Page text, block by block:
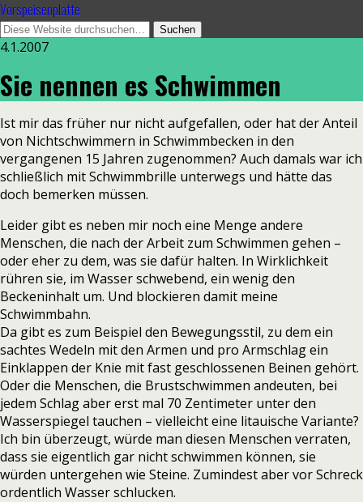
Vorspeisenplatte
4.1.2007
Sie nennen es Schwimmen
Ist mir das früher nur nicht aufgefallen, oder hat der Anteil
von Nichtschwimmern in Schwimmbecken in den
vergangenen 15 Jahren zugenommen? Auch damals war ich
schließlich mit Schwimmbrille unterwegs und hätte das
doch bemerken müssen.
Leider gibt es neben mir noch eine Menge andere
Menschen, die nach der Arbeit zum Schwimmen gehen –
oder eher zu dem, was sie dafür halten. In Wirklichkeit
rühren sie, im Wasser schwebend, ein wenig den
Beckeninhalt um. Und blockieren damit meine
Schwimmbahn.
Da gibt es zum Beispiel den Bewegungsstil, zu dem ein
sachtes Wedeln mit den Armen und pro Armschlag ein
Einklappen der Knie mit fast geschlossenen Beinen gehört.
Oder die Menschen, die Brustschwimmen andeuten, bei
jedem Schlag aber erst mal 70 Zentimeter unter den
Wasserspiegel tauchen – vielleicht eine litauische Variante?
Ich bin überzeugt, würde man diesen Menschen verraten,
dass sie eigentlich gar nicht schwimmen können, sie
würden untergehen wie Steine. Zumindest aber vor Schreck
ordentlich Wasser schlucken.